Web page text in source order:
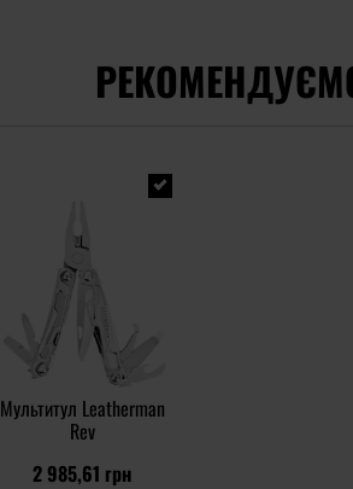
Мультитул Leatherman
Rev
2 985,61 грн